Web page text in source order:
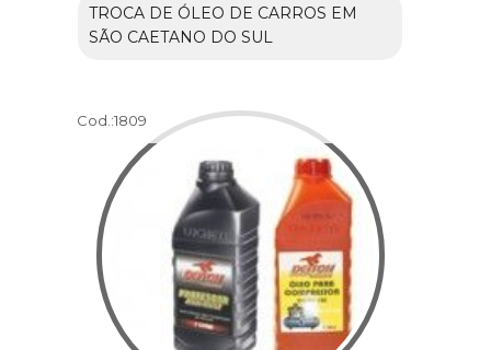
TROCA DE ÓLEO DE CARROS EM
SÃO CAETANO DO SUL
Cod.:1809